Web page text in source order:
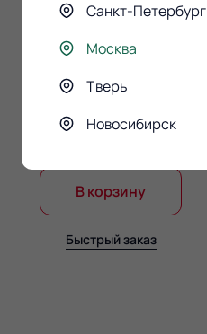
Конфеты Raffaello 150гр.
В корзину
Быстрый заказ
Санкт-Петербург
Москва
Тверь
Новосибирск